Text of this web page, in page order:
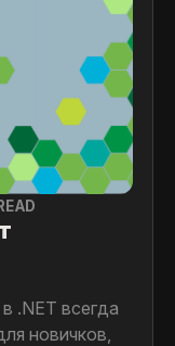
.NET всегда
новичков,